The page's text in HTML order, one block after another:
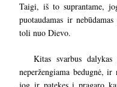
Taigi, iš to suprantame,
puotaudamas ir
toli nuo Dievo.
Kitas svarbus
neperžengiama bedugnė,